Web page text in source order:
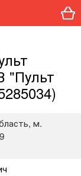
"Пульт
м.